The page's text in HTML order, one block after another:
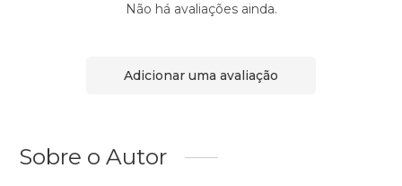
Não há avaliações ainda.
Adicionar uma avaliação
Sobre o Autor